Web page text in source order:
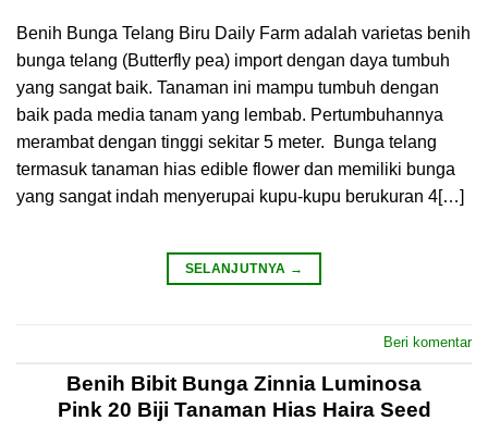
Benih Bunga Telang Biru Daily Farm adalah varietas benih
bunga telang (Butterfly pea) import dengan daya tumbuh
yang sangat baik. Tanaman ini mampu tumbuh dengan
baik pada media tanam yang lembab. Pertumbuhannya
merambat dengan tinggi sekitar 5 meter. Bunga telang
termasuk tanaman hias edible flower dan memiliki bunga
yang sangat indah menyerupai kupu-kupu berukuran 4[…]
SELANJUTNYA →
Beri komentar
Benih Bibit Bunga Zinnia Luminosa
Pink 20 Biji Tanaman Hias Haira Seed